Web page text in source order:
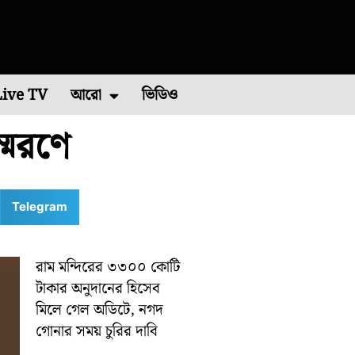
মেদিনীপুর
এশিয়া কাপ ২০২২
TV আরো ভিডিও
Telegram
রাম মন্দিরের ৩৩০০ কোটি
টাকার অনুদানের হিসেব
মিলে গেল অডিটে, নগদ
গোনার সময় চুরির দাবি